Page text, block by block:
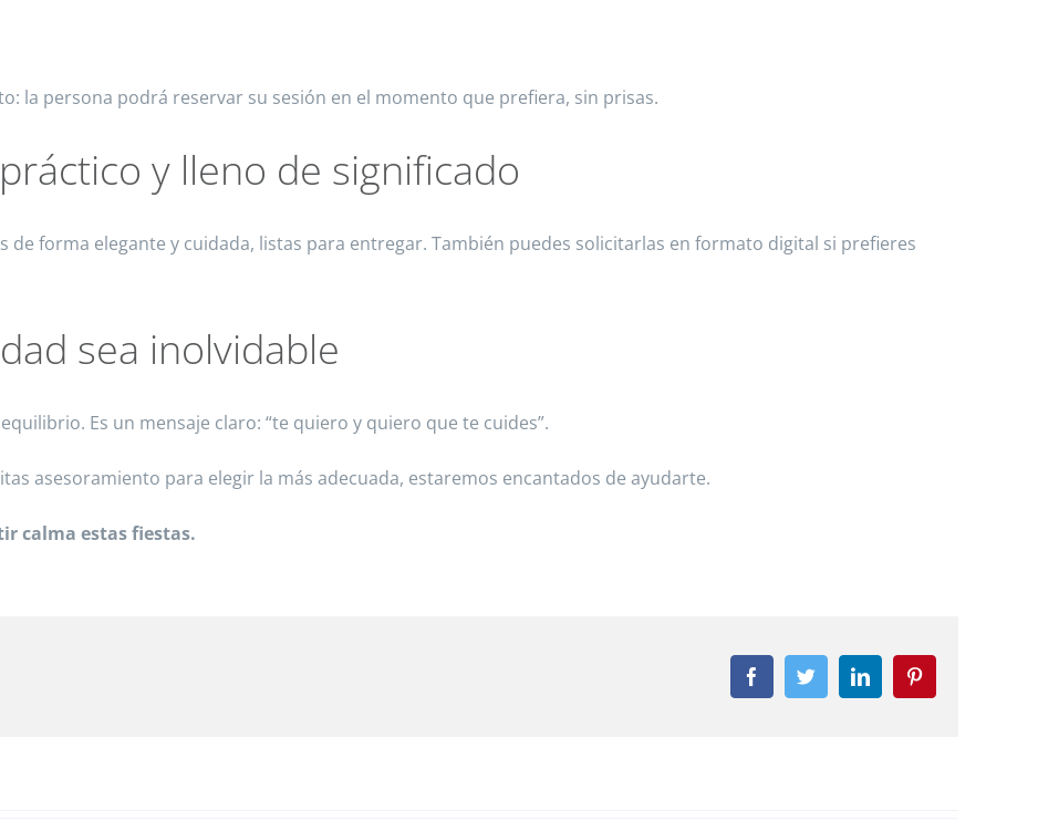
la persona podrá reservar su sesión en el momento que prefiera, sin prisas.
y lleno de significado
de forma elegante y cuidada, listas para entregar. También puedes solicitarlas en formato digital si prefieres
sea inolvidable
Es un mensaje claro: “te quiero y quiero que te cuides”.
asesoramiento para elegir la más adecuada, estaremos encantados de ayudarte.
calma estas fiestas.
FacebookTwitterLinkedInPinterest